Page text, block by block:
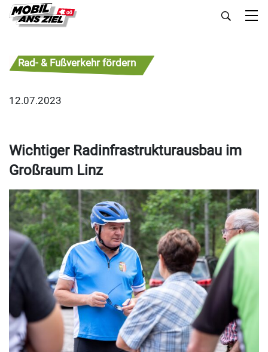
Rad- & Fußverkehr fördern
12.07.2023
Wichtiger Radinfrastrukturausbau im
Großraum Linz